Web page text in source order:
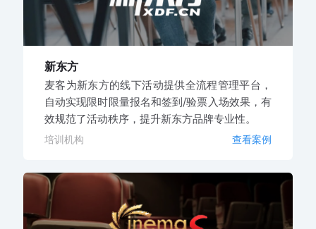
新东方
麦客为新东方的线下活动提供全流程管理平台，
自动实现限时限量报名和签到/验票入场效果，有
效规范了活动秩序，提升新东方品牌专业性。
培训机构 查看案例